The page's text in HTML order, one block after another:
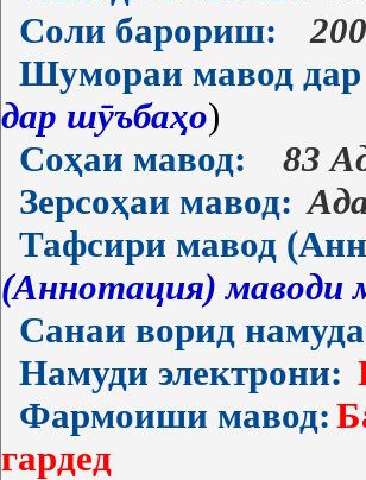
Соли барориш:
Шумораи мавод дар
дар шӯъбаҳо)
Соҳаи мавод:
83
Зерсоҳаи мавод:
Тафсири мавод
(Аннотация) маводи
Санаи ворид
Намуди электрони:
Фармоиши мавод:
гардед